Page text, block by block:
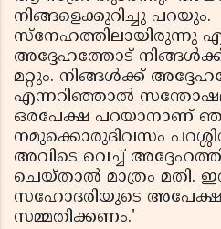
നിങ്ങളെക്കുറിച്ചു പറയും.
സ്‌നേഹത്തിലായിരുന്നു
അദ്ദേഹത്തോട്
മറ്റും. നിങ്ങള്‍ക്ക്
എന്നറിഞ്ഞാല്‍
ഒരപേക്ഷ പറയാനാണ്
നമുക്കൊരുദിവസം
അവിടെ വെച്ച്
ചെയ്താല്‍ മാത്രം മതി.
സഹോദരിയുടെ
സമ്മതിക്കണം.'